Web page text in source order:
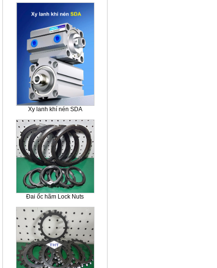
Xy lanh khí nén SDA
Đai ốc hãm Lock Nuts